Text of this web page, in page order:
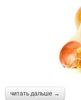
читать дальше →